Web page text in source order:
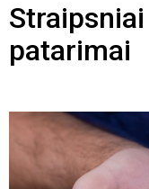
patarimai